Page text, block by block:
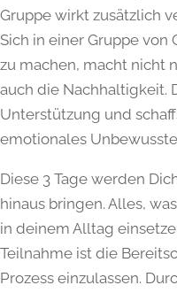
Gruppe wirkt zusätzlich
Sich in einer Gruppe
zu machen, macht nicht
auch die Nachhaltigkeit.
Unterstützung und
emotionales
Diese 3 Tage werden
hinaus bringen. Alles,
in deinem Alltag
Teilnahme ist die
Prozess einzulassen.